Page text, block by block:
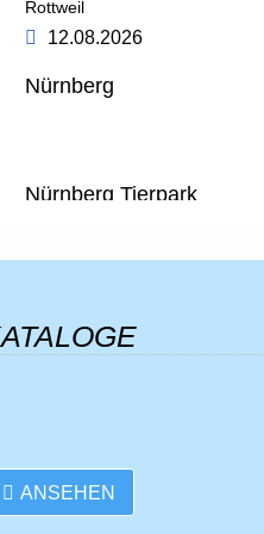
Rottweil
12.08.2026
Nürnberg
Nürnberg Tierpark
Schloss Neuschwanstein
19.08.2026
ANSEHEN